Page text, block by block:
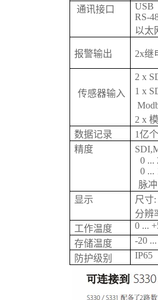
通讯接口
USB
RS-
以太
报警输出 2x继
传感器输入
2 x
1 x
2 x
数据记录
1亿
精度
0 ...
0 ...
脉
显示
尺寸:
分辨
工作温度
0 ...
存储温度
-20
防护级别
IP65